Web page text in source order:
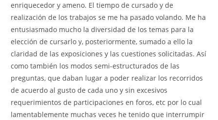
enriquecedor y ameno. El tiempo de cursado y de
realización de los trabajos se me ha pasado volando. Me ha
entusiasmado mucho la diversidad de los temas para la
elección de cursarlo y, posteriormente, sumado a ello la
claridad de las exposiciones y las cuestiones solicitadas. Así
como también los modos semi-estructurados de las
preguntas, que daban lugar a poder realizar los recorridos
de acuerdo al gusto de cada uno y sin excesivos
requerimientos de participaciones en foros, etc por lo cual
lamentablemente muchas veces he tenido que interrumpir